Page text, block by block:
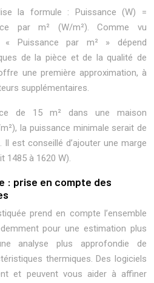
la formule : Puissance (W) =
par m² (W/m²). Comme vu
« Puissance par m² » dépend
de la pièce et de la qualité de
une première approximation, à
supplémentaires.
de 15 m² dans une maison
la puissance minimale serait de
Il est conseillé d’ajouter une marge
1485 à 1620 W).
: prise en compte des
prend en compte l’ensemble
pour une estimation plus
analyse plus approfondie de
thermiques. Des logiciels
et peuvent vous aider à affiner